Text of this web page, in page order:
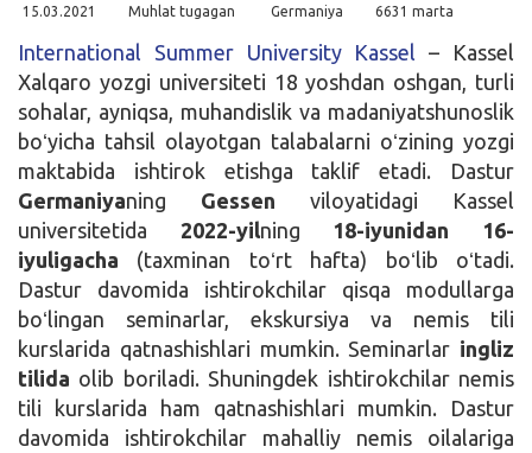
15.03.2021
Muhlat tugagan
Germaniya
6631 marta
International Summer University Kassel
– Kassel
Xalqaro yozgi universiteti 18 yoshdan oshgan, turli
sohalar, ayniqsa, muhandislik va madaniyatshunoslik
boʻyicha tahsil olayotgan talabalarni oʻzining yozgi
maktabida ishtirok etishga taklif etadi. Dastur
Germaniyaning Gessen viloyatidagi Kassel
universitetida 2022-yilning 18-iyunidan 16-
iyuligacha (taxminan toʻrt hafta) boʻlib oʻtadi.
Dastur davomida ishtirokchilar qisqa modullarga
boʻlingan seminarlar, ekskursiya va nemis tili
kurslarida qatnashishlari mumkin. Seminarlar ingliz
tilida olib boriladi. Shuningdek ishtirokchilar nemis
tili kurslarida ham qatnashishlari mumkin. Dastur
davomida ishtirokchilar mahalliy nemis oilalariga